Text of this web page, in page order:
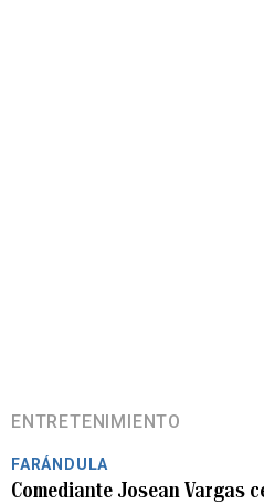
ENTRETENIMIENTO
FARÁNDULA
Comediante Josean Vargas